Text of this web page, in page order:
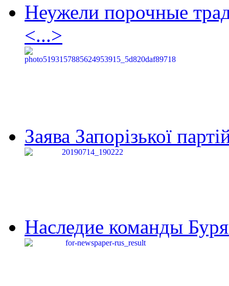
Неужели порочные
<...>
Заява Запорізької
Наследие команды